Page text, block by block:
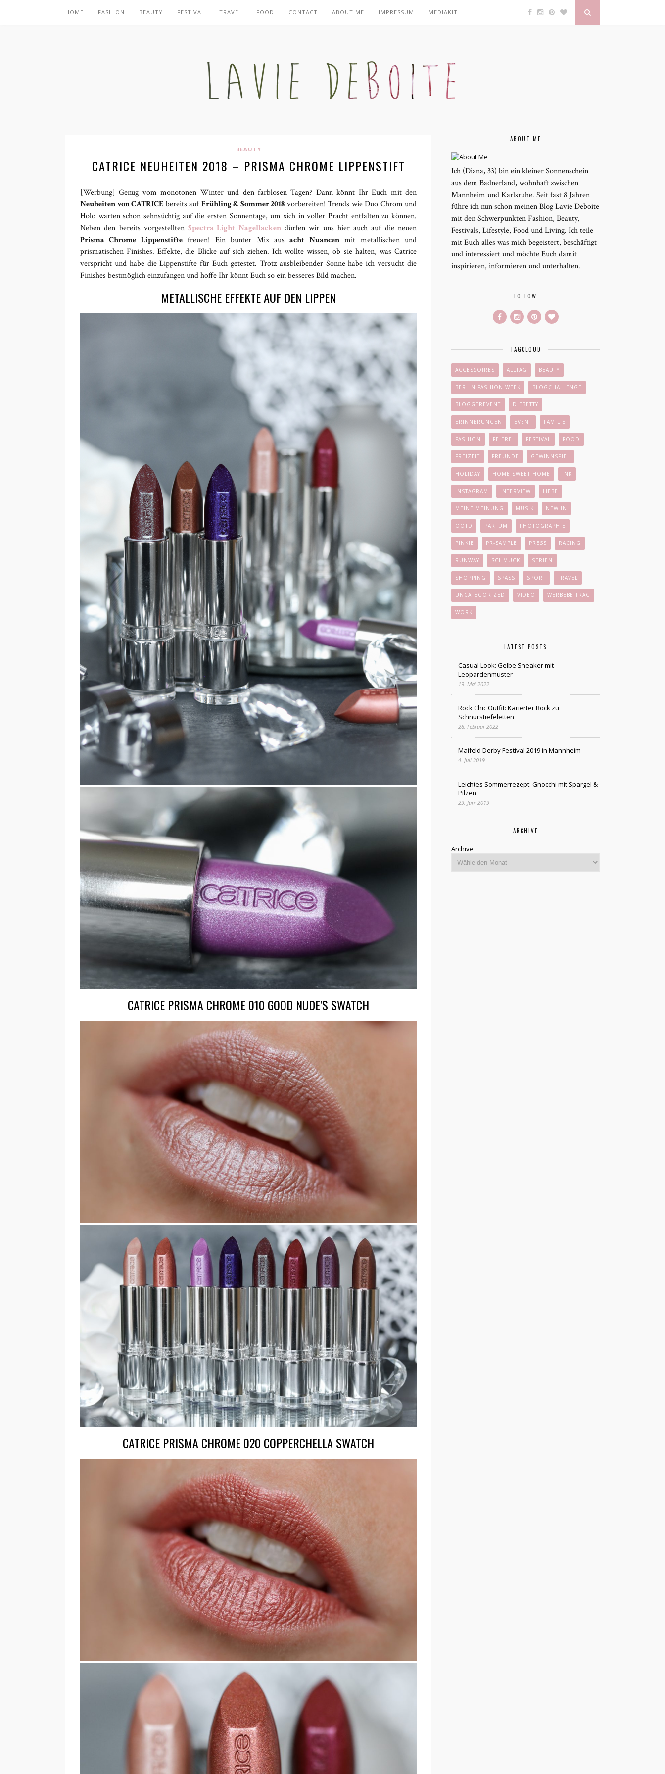
HOME FASHION BEAUTY FESTIVAL TRAVEL FOOD CONTACT ABOUT ME IMPRESSUM MEDIAKIT
BEAUTY
CATRICE NEUHEITEN 2018 – PRISMA CHROME LIPPENSTIFT
[Werbung] Genug vom monotonen Winter und den farblosen Tagen? Dann könnt Ihr Euch mit den
Neuheiten von CATRICE bereits aufFrühling & Sommer 2018 vorbereiten! Trends wie Duo Chrom und
Holo warten schon sehnsüchtig auf die ersten Sonnentage, um sich in voller Pracht entfalten zu können.
Neben den bereits vorgestelltenSpectra Light Nagellackendürfen wir uns hier auch auf die neuen
Prisma Chrome Lippenstiftefreuen! Ein bunter Mix ausacht Nuancenmit metallischen und
prismatischen Finishes. Effekte, die Blicke auf sich ziehen. Ich wollte wissen, ob sie halten, was Catrice
verspricht und habe die Lippenstifte für Euch getestet. Trotz ausbleibender Sonne habe ich versucht die
Finishes bestmöglich einzufangen und hoffe Ihr könnt Euch so ein besseres Bild machen.
METALLISCHE EFFEKTE AUF DEN LIPPEN
CATRICE PRISMA CHROME 010 GOOD NUDE’S SWATCH
CATRICE PRISMA CHROME 020 COPPERCHELLA SWATCH
ABOUT ME
Ich (Diana, 33) bin ein kleiner Sonnenschein
aus dem Badnerland, wohnhaft zwischen
Mannheim und Karlsruhe. Seit fast 8 Jahren
führe ich nun schon meinen Blog Lavie Deboite
mit den Schwerpunkten Fashion, Beauty,
Festivals, Lifestyle, Food und Living. Ich teile
mit Euch alles was mich begeistert, beschäftigt
und interessiert und möchte Euch damit
inspirieren, informieren und unterhalten.
FOLLOW
TAGCLOUD
ACCESSOIRES ALLTAG BEAUTY
BERLIN FASHION WEEK BLOGCHALLENGE
BLOGGEREVENT DIEBETTY
ERINNERUNGEN EVENT FAMILIE
FASHION FEIEREI FESTIVAL FOOD
FREIZEIT FREUNDE GEWINNSPIEL
HOLIDAY HOME SWEET HOME INK
INSTAGRAM INTERVIEW LIEBE
MEINE MEINUNG MUSIK NEW IN
OOTD PARFUM PHOTOGRAPHIE
PINKIE PR-SAMPLE PRESS RACING
RUNWAY SCHMUCK SERIEN
SHOPPING SPASS SPORT TRAVEL
UNCATEGORIZED VIDEO WERBEBEITRAG
WORK
LATEST POSTS
Casual Look: Gelbe Sneaker mit
Leopardenmuster
19. Mai 2022
Rock Chic Outfit: Karierter Rock zu
Schnürstiefeletten
28. Februar 2022
Maifeld Derby Festival 2019 in Mannheim
4. Juli 2019
Leichtes Sommerrezept: Gnocchi mit Spargel &
Pilzen
29. Juni 2019
ARCHIVE
Archive